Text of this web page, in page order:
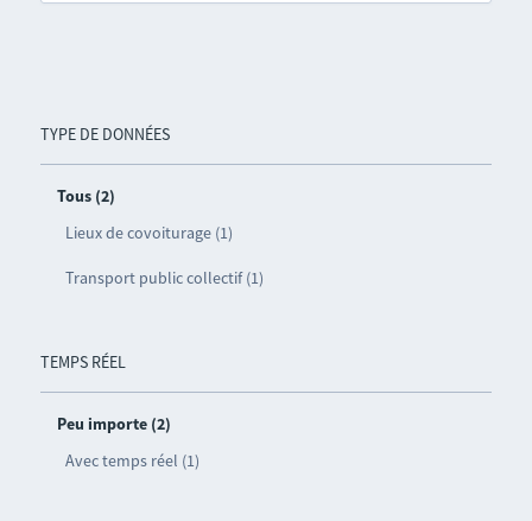
TYPE DE DONNÉES
Tous (2)
Lieux de covoiturage (1)
Transport public collectif (1)
TEMPS RÉEL
Peu importe (2)
Avec temps réel (1)